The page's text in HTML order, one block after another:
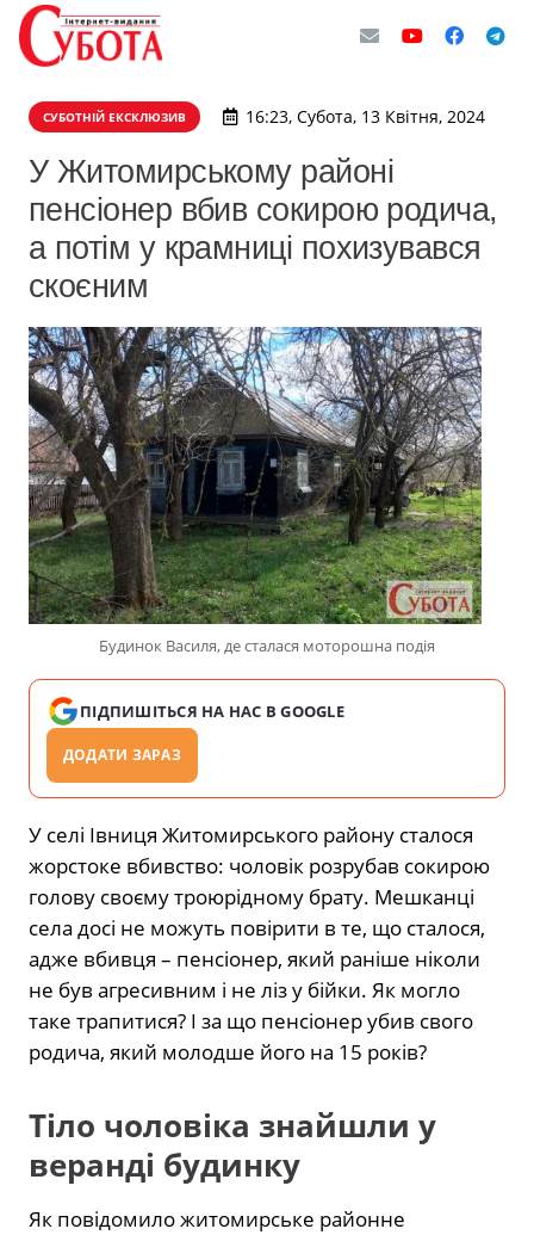
СУБОТНІЙ ЕКСКЛЮЗИВ 16:23, Субота, 13 Квітня, 2024
У Житомирському районі
пенсіонер вбив сокирою родича,
а потім у крамниці похизувався
скоєним
Будинок Василя, де сталася моторошна подія
ПІДПИШІТЬСЯ НА НАС В GOOGLE
ДОДАТИ ЗАРАЗ
У селі Івниця Житомирського району сталося
жорстоке вбивство: чоловік розрубав сокирою
голову своєму троюрідному брату. Мешканці
села досі не можуть повірити в те, що сталося,
адже вбивця – пенсіонер, який раніше ніколи
не був агресивним і не ліз у бійки. Як могло
таке трапитися? І за що пенсіонер убив свого
родича, який молодше його на 15 років?
Тіло чоловіка знайшли у
веранді будинку
Як повідомило житомирське районне